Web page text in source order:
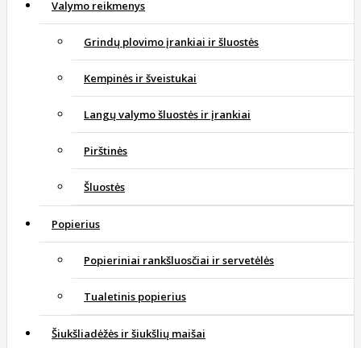
Valymo reikmenys
Grindų plovimo įrankiai ir šluostės
Kempinės ir šveistukai
Langų valymo šluostės ir įrankiai
Pirštinės
Šluostės
Popierius
Popieriniai rankšluosčiai ir servetėlės
Tualetinis popierius
Šiukšliadėžės ir šiukšlių maišai